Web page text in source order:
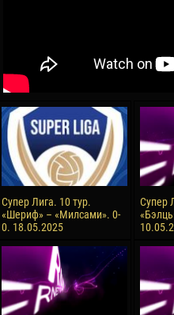
30 January
Dhoraso Moreo KLAS
24 February
Vladislav COSTIN
02 March
Veaceslav COZMA
09 March
Emmanuel AFETSE
Jayder Moreno ASPRILLA
22 March
Samba KONÉ
04
13
24
15
28
Супер Лига. 10 тур.
«Шериф» – «Милсами». 0-
0. 18.05.2025
Супер